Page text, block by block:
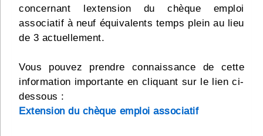
concernant lextension du chèque emploi
associatif à neuf équivalents temps plein au lieu
de 3 actuellement.
Vous pouvez prendre connaissance de cette
information importante en cliquant sur le lien ci-
dessous :
Extension du chèque emploi associatif